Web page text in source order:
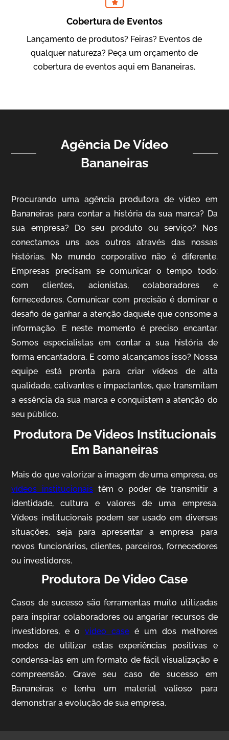
IBCC
Vídeo Institucional
Vídeo Institucional
IQVIA
Cobertura de Eventos
Mosaic
Cobertura de Eventos
Lançamento de produtos? Feiras? Eventos de
qualquer natureza? Peça um orçamento de
cobertura de eventos aqui em Bananeiras.
Agência De Vídeo
Bananeiras
Procurando uma agência produtora de vídeo em
Bananeiras para contar a história da sua marca? Da
sua empresa? Do seu produto ou serviço? Nos
conectamos uns aos outros através das nossas
histórias. No mundo corporativo não é diferente.
Empresas precisam se comunicar o tempo todo:
com clientes, acionistas, colaboradores e
fornecedores. Comunicar com precisão é dominar o
desafio de ganhar a atenção daquele que consome a
informação. E neste momento é preciso encantar.
Somos especialistas em contar a sua história de
forma encantadora. E como alcançamos isso? Nossa
equipe está pronta para criar vídeos de alta
qualidade, cativantes e impactantes, que transmitam
a essência da sua marca e conquistem a atenção do
seu público.
Produtora De Videos Institucionais
Em Bananeiras
Mais do que valorizar a imagem de uma empresa, os
vídeos institucionais têm o poder de transmitir a
identidade, cultura e valores de uma empresa.
Vídeos institucionais podem ser usado em diversas
situações, seja para apresentar a empresa para
novos funcionários, clientes, parceiros, fornecedores
ou investidores.
Produtora De Video Case
Casos de sucesso são ferramentas muito utilizadas
para inspirar colaboradores ou angariar recursos de
investidores, e ovideo case é um dos melhores
modos de utilizar estas experiências positivas e
condensa-las em um formato de fácil visualização e
compreensão. Grave seu caso de sucesso em
Bananeiras e tenha um material valioso para
demonstrar a evolução de sua empresa.